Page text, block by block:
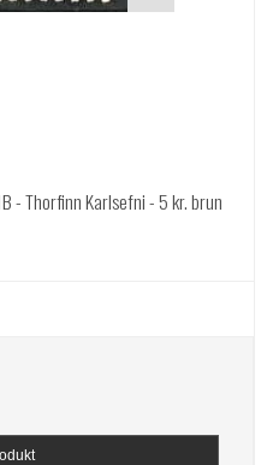
- Thorfinn Karlsefni - 5 kr. brun